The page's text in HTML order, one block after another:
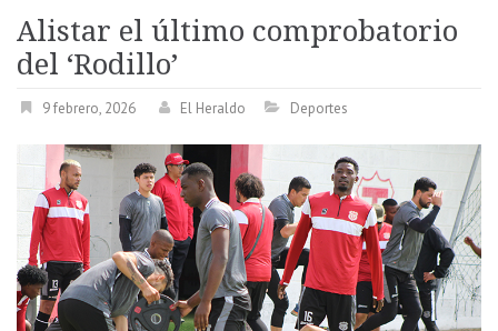
Alistar el último comprobatorio
del ‘Rodillo’
9 febrero, 2026 El Heraldo Deportes